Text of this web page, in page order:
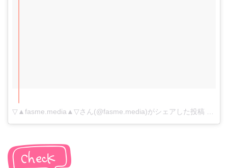
▽▲fasme.media▲▽さん(@fasme.media)がシェアした投稿 3月